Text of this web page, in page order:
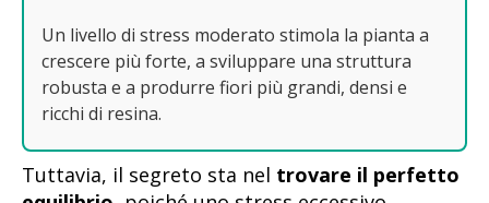
Un livello di stress moderato stimola la pianta a
crescere più forte, a sviluppare una struttura
robusta e a produrre fiori più grandi, densi e
ricchi di resina.
Tuttavia, il segreto sta nel trovare il perfetto